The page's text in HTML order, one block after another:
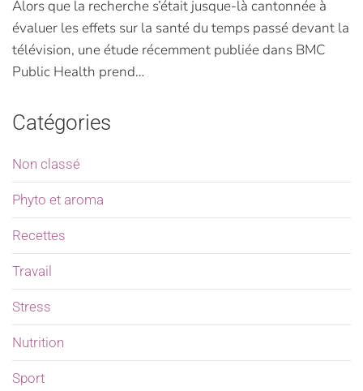
Alors que la recherche s’était jusque-là cantonnée à
évaluer les effets sur la santé du temps passé devant la
télévision, une étude récemment publiée dans BMC
Public Health prend…
Catégories
Non classé
Phyto et aroma
Recettes
Travail
Stress
Nutrition
Sport